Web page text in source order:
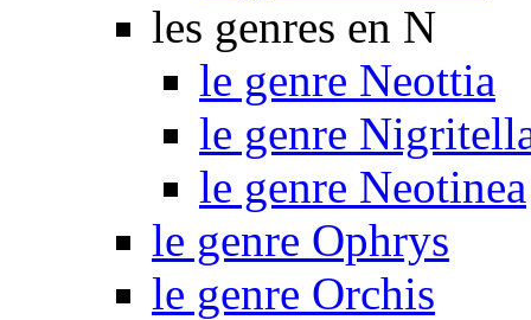
les genres en N
le genre Neottia
le genre
le genre Neotinea
le genre Ophrys
le genre Orchis